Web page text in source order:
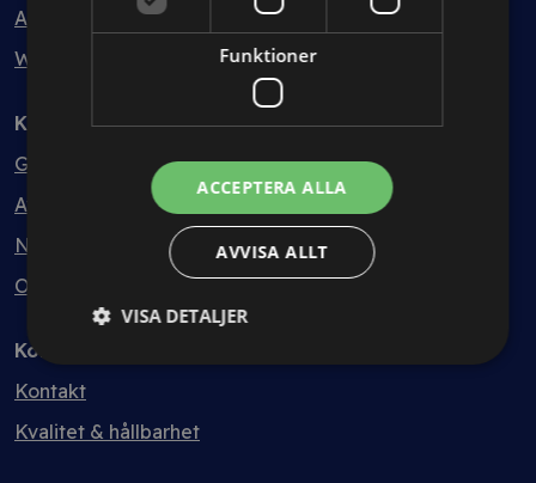
Abonnemang
Webbinarium
Kunskapsbank
Guider
Avtalsmallar
Nyheter
Ordlista
Kontakt
Kontakt
Kvalitet & hållbarhet
Funktioner
ACCEPTERA ALLA
AVVISA ALLT
VISA DETALJER